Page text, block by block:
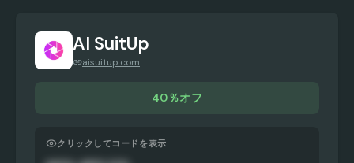
AI SuitUp
aisuitup.com
40％オフ
クリックしてコードを表示